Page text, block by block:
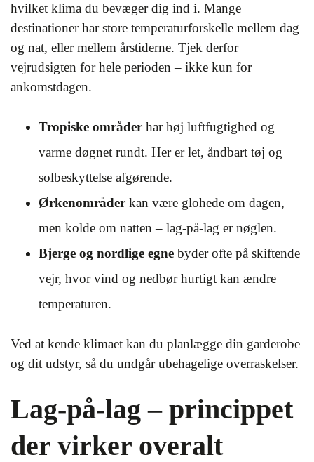
hvilket klima du bevæger dig ind i. Mange
destinationer har store temperaturforskelle mellem dag
og nat, eller mellem årstiderne. Tjek derfor
vejrudsigten for hele perioden – ikke kun for
ankomstdagen.
Tropiske områder har høj luftfugtighed og
varme døgnet rundt. Her er let, åndbart tøj og
solbeskyttelse afgørende.
Ørkenområder kan være glohede om dagen,
men kolde om natten – lag-på-lag er nøglen.
Bjerge og nordlige egne byder ofte på skiftende
vejr, hvor vind og nedbør hurtigt kan ændre
temperaturen.
Ved at kende klimaet kan du planlægge din garderobe
og dit udstyr, så du undgår ubehagelige overraskelser.
Lag-på-lag – princippet
der virker overalt